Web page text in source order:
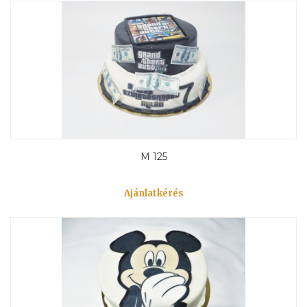
M 125
Ajánlatkérés